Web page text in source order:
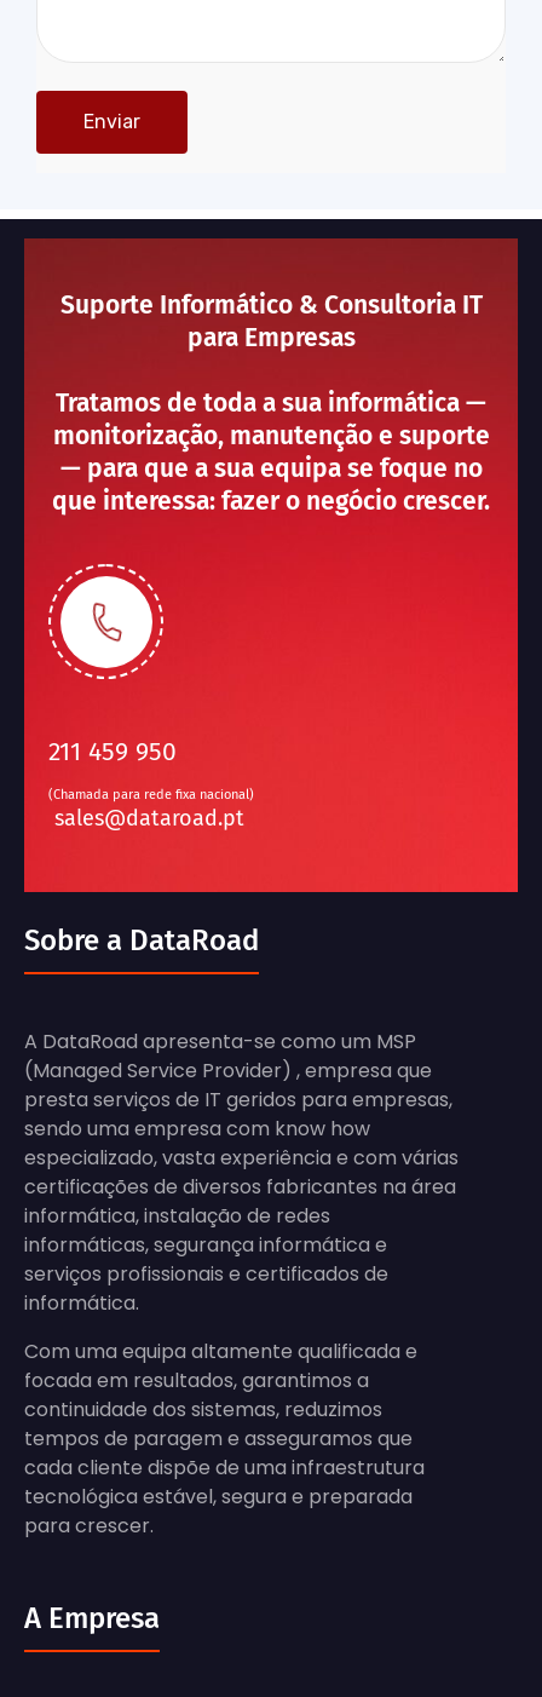
Suporte Informático & Consultoria IT
para Empresas
Tratamos de toda a sua informática —
monitorização, manutenção e suporte
— para que a sua equipa se foque no
que interessa: fazer o negócio crescer.
211 459 950
(Chamada para rede fixa nacional)
sales@dataroad.pt
Sobre a DataRoad
A DataRoad apresenta-se como um MSP
(Managed Service Provider) , empresa que
presta serviços de IT geridos para empresas,
sendo uma empresa com know how
especializado, vasta experiência e com várias
certificações de diversos fabricantes na área
informática, instalação de redes
informáticas, segurança informática e
serviços profissionais e certificados de
informática.
Com uma equipa altamente qualificada e
focada em resultados, garantimos a
continuidade dos sistemas, reduzimos
tempos de paragem e asseguramos que
cada cliente dispõe de uma infraestrutura
tecnológica estável, segura e preparada
para crescer.
A Empresa